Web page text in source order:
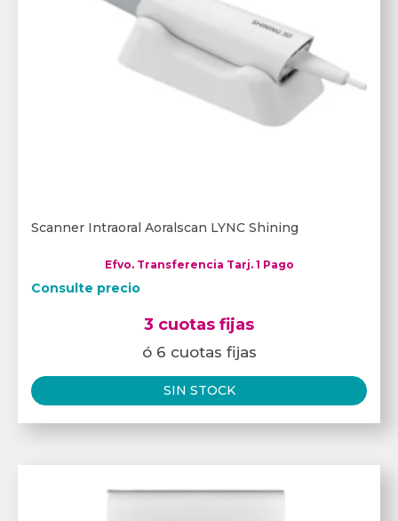
Scanner Intraoral Aoralscan LYNC Shining
Efvo. Transferencia Tarj. 1 Pago
Consulte precio
3 cuotas fijas
ó 6 cuotas fijas
SIN STOCK